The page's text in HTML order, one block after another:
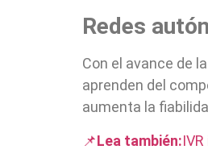
Redes
Con el avance de
aprenden del
aumenta la
📌Lea también: